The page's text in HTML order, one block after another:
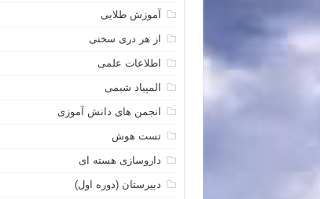
آموزش طلایی
از هر دری سخنی
اطلاعات علمی
المپیاد شیمی
انجمن های دانش آموزی
تست هوش
داروسازی هسته ای
دبیرستان (دوره اول)